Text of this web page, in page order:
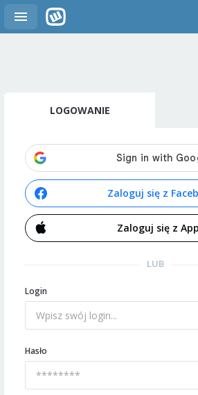
LOGOWANIE
Zaloguj się z
Zaloguj się z
LUB
Login
Hasło